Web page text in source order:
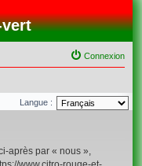
Connexion
Langue :
après par « nous »,